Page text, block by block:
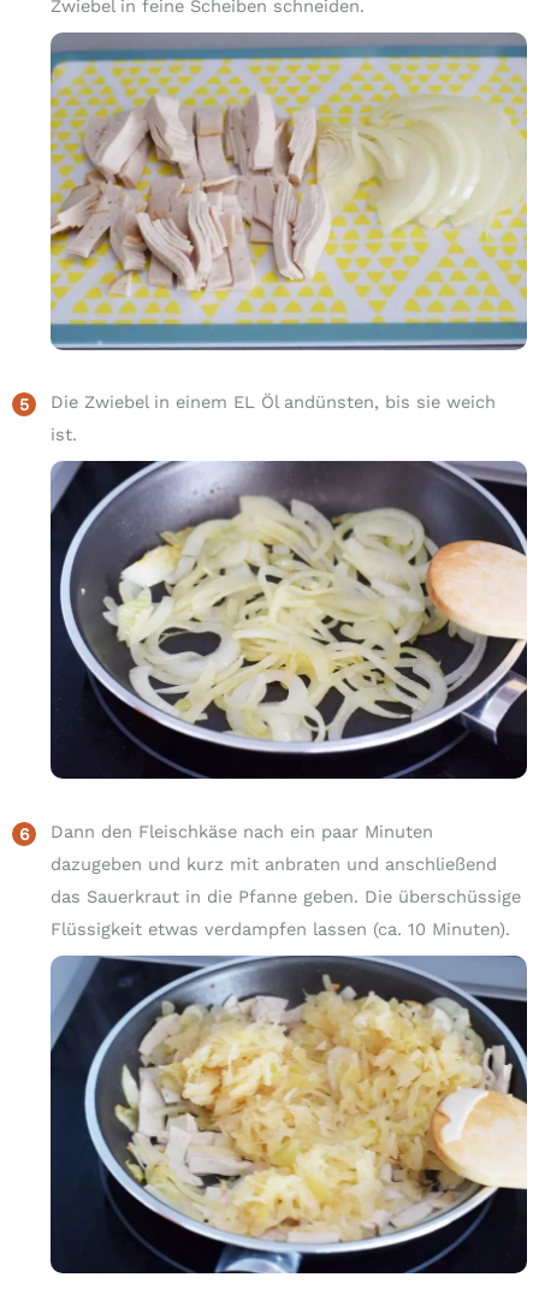
Zwiebel in feine Scheiben schneiden.
Die Zwiebel in einem EL Öl andünsten, bis sie weich
ist.
Dann den Fleischkäse nach ein paar Minuten
dazugeben und kurz mit anbraten und anschließend
das Sauerkraut in die Pfanne geben. Die überschüssige
Flüssigkeit etwas verdampfen lassen (ca. 10 Minuten).